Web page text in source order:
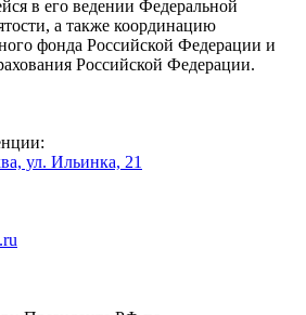
в его ведении Федеральной
а также координацию
фонда Российской Федерации и
Российской Федерации.
ул. Ильинка, 21